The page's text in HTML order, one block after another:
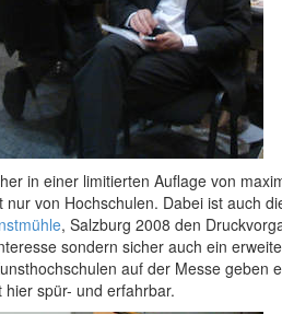
in einer limitierten Auflage von
von Hochschulen. Dabei ist auch
, Salzburg 2008 den
sondern sicher auch ein
auf der Messe geben
spür- und erfahrbar.